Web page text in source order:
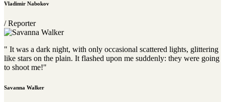
Vladimir Nabokov
/ Reporter
" It was a dark night, with only occasional scattered lights, glittering
like stars on the plain. It flashed upon me suddenly: they were going
to shoot me!"
Savanna Walker